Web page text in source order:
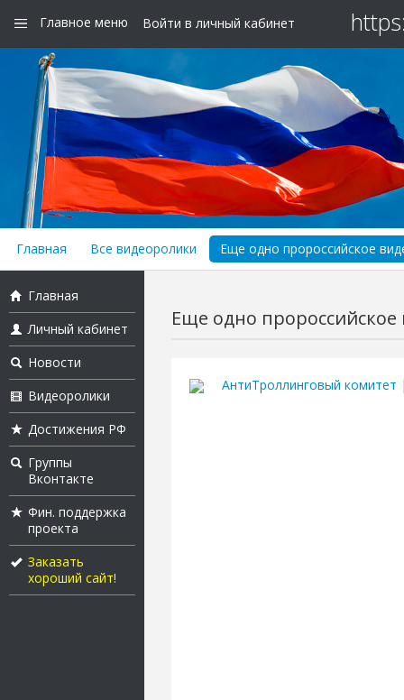
Главное меню Войти в личный кабинет
Главная Все видеоролики Еще одно пророссийское
Главная
Личный кабинет
Новости
Видеоролики
Достижения РФ
Группы
Вконтакте
Фин. поддержка
проекта
Заказать
хороший сайт!
Еще одно пророссийское
АнтиТроллинговый комитет